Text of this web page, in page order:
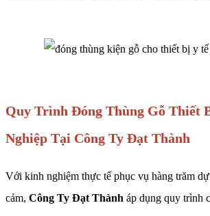
Quy Trình Đóng Thùng Gỗ Thiết
Nghiệp Tại Công Ty Đạt Thành
Với kinh nghiệm thực tế phục vụ hàng trăm
cảm, Công Ty Đạt Thành áp dụng quy trình